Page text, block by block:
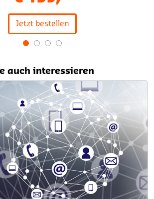
Jetzt bestellen
auch interessieren